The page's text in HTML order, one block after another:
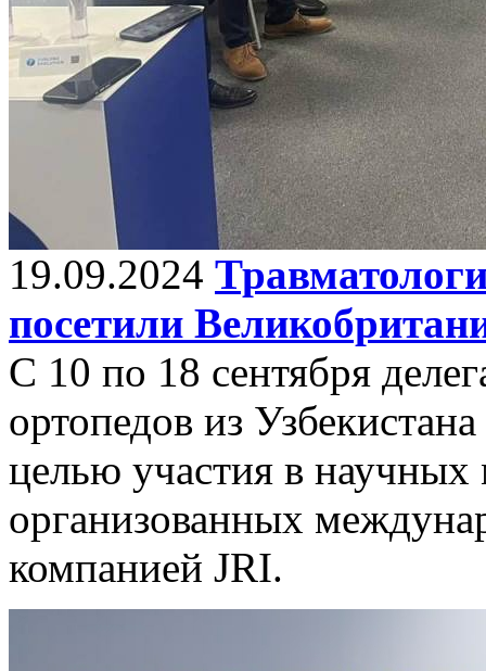
19.09.2024
посетили
С 10 по 18 сентября
ортопедов из
целью участия в научных
организованных
компанией JRI.